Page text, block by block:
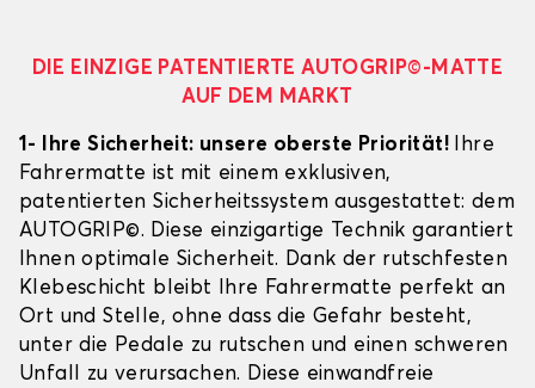
DIE EINZIGE PATENTIERTE AUTOGRIP©-MATTE
AUF DEM MARKT
1- Ihre Sicherheit: unsere oberste Priorität! Ihre
Fahrermatte ist mit einem exklusiven,
patentierten Sicherheitssystem ausgestattet: dem
AUTOGRIP©. Diese einzigartige Technik garantiert
Ihnen optimale Sicherheit. Dank der rutschfesten
Klebeschicht bleibt Ihre Fahrermatte perfekt an
Ort und Stelle, ohne dass die Gefahr besteht,
unter die Pedale zu rutschen und einen schweren
Unfall zu verursachen. Diese einwandfreie